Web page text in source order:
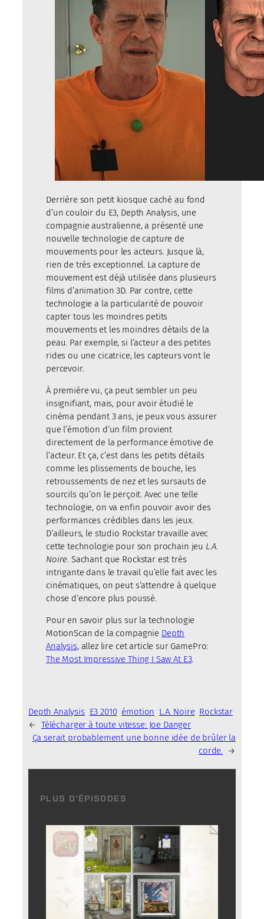
Derrière son petit kiosque caché au fond
d’un couloir du E3, Depth Analysis, une
compagnie australienne, a présenté une
nouvelle technologie de capture de
mouvements pour les acteurs. Jusque là,
rien de très exceptionnel. La capture de
mouvement est déjà utilisée dans plusieurs
films d’animation 3D. Par contre, cette
technologie a la particularité de pouvoir
capter tous les moindres petits
mouvements et les moindres détails de la
peau. Par exemple, si l’acteur a des petites
rides ou une cicatrice, les capteurs vont le
percevoir.
À première vu, ça peut sembler un peu
insignifiant, mais, pour avoir étudié le
cinéma pendant 3 ans, je peux vous assurer
que l’émotion d’un film provient
directement de la performance émotive de
l’acteur. Et ça, c’est dans les petits détails
comme les plissements de bouche, les
retroussements de nez et les sursauts de
sourcils qu’on le perçoit. Avec une telle
technologie, on va enfin pouvoir avoir des
performances crédibles dans les jeux.
D’ailleurs, le studio Rockstar travaille avec
cette technologie pour son prochain jeu L.A.
Noire. Sachant que Rockstar est très
intrigante dans le travail qu’elle fait avec les
cinématiques, on peut s’attendre à quelque
chose d’encore plus poussé.
Pour en savoir plus sur la technologie
MotionScan de la compagnie Depth
Analysis, allez lire cet article sur GamePro:
The Most Impressive Thing I Saw At E3.
Depth Analysis E3 2010 émotion L.A. Noire Rockstar
← Télécharger à toute vitesse: Joe Danger
Ça serait probablement une bonne idée de brûler la
corde. →
PLUS D’ÉPISODES